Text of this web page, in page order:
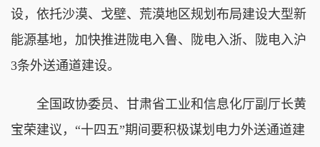
设，依托沙漠、戈壁、荒漠地区规划布局建设大型新
能源基地，加快推进陇电入鲁、陇电入浙、陇电入沪
3条外送通道建设。
全国政协委员、甘肃省工业和信息化厅副厅长黄
宝荣建议，“十四五”期间要积极谋划电力外送通道建